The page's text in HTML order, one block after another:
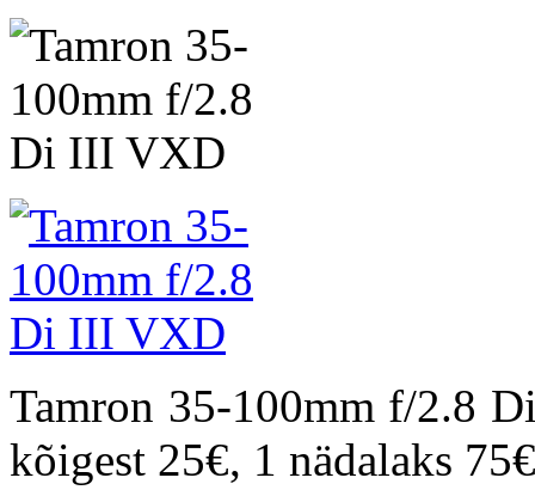
Tamron 35-100mm f/2.8
kõigest 25€, 1 nädalaks